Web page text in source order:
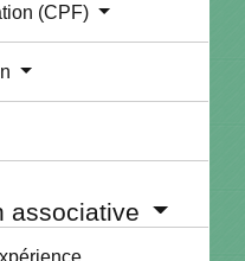
(CPF)
associative